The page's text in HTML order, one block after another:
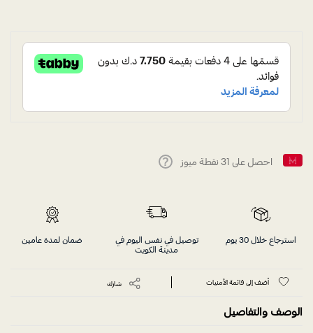
احصل على 31 نقطة ميوز
استرجاع خلال 30 يوم
توصيل في نفس اليوم في
مدينة الكويت
ضمان لمدة عامين
أضف إلى قائمة الأمنيات شارك
الوصف والتفاصيل